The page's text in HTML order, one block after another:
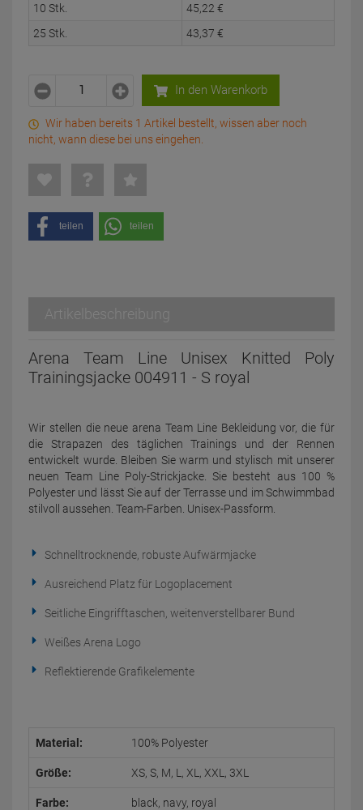
10 Stk.
45, 22 €
25 Stk.
43, 37 €
In den Warenkorb
Wir haben bereits 1 Artikel bestellt, wissen aber noch
nicht, wann diese bei uns eingehen.
teilen teilen
Artikelbeschreibung
Arena Team Line Unisex Knitted Poly
Trainingsjacke 004911 - S royal
Wir stellen die neue arena Team Line Bekleidung vor, die für
die Strapazen des täglichen Trainings und der Rennen
entwickelt wurde. Bleiben Sie warm und stylisch mit unserer
neuen Team Line Poly-Strickjacke. Sie besteht aus 100 %
Polyester und lässt Sie auf der Terrasse und im Schwimmbad
stilvoll aussehen. Team-Farben. Unisex-Passform.
Schnelltrocknende, robuste Aufwärmjacke
Ausreichend Platz für Logoplacement
Seitliche Eingrifftaschen, weitenverstellbarer Bund
Weißes Arena Logo
Reflektierende Grafikelemente
Material: 100% Polyester
Größe: XS, S, M, L, XL, XXL, 3XL
Farbe: black, navy, royal